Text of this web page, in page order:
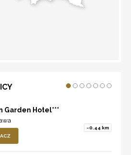
Garden Hotel***
~0.44 km